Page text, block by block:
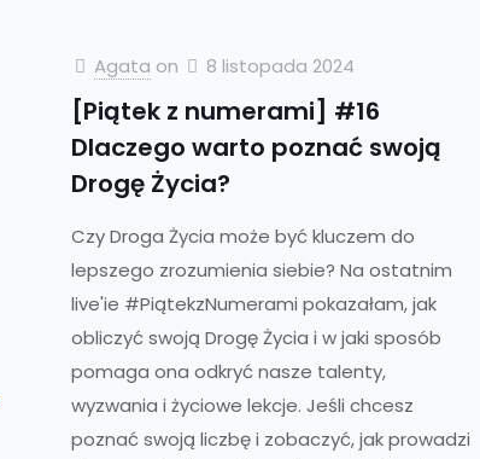
Agata on 8 listopada 2024
[Piątek z numerami] #16
Dlaczego warto poznać swoją
Drogę Życia?
Czy Droga Życia może być kluczem do
lepszego zrozumienia siebie? Na ostatnim
live'ie #PiątekzNumerami pokazałam, jak
obliczyć swoją Drogę Życia i w jaki sposób
pomaga ona odkryć nasze talenty,
wyzwania i życiowe lekcje. Jeśli chcesz
poznać swoją liczbę i zobaczyć, jak prowadzi